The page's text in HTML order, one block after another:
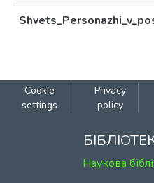
Cookie
settings
Privacy
policy
Наукова